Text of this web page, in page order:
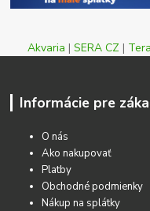
Akvaria | SERA CZ |
Informácie pre
O nás
Ako nakupovať
Platby
Obchodné podmienky
Nákup na splátky